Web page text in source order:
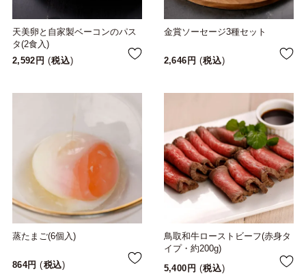
天美卵と自家製ベーコンのパス
タ(2食入)
2,592
税込
金賞ソーセージ3種セット
2,646 税込
蒸たまご(6個入)
864 税込
鳥取和牛ローストビーフ(赤身タ
イプ・約200g)
5,400
税込